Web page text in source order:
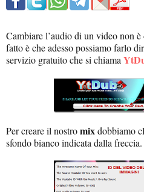
Cambiare l’audio di un video non
fatto è che adesso possiamo farlo
servizio gratuito che si chiama
Per creare il nostromixdobbiamo
sfondo bianco indicata dalla freccia.